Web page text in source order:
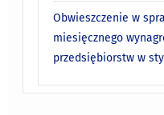
Obwieszczenie w
miesięcznego
przedsiębiorstw w